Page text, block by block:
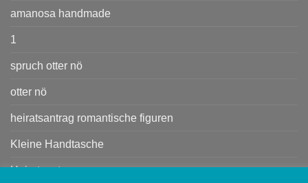
amanosa handmade
1
spruch otter nö
otter nö
heiratsantrag romantische figuren
Kleine Handtasche
Heiratsant rag